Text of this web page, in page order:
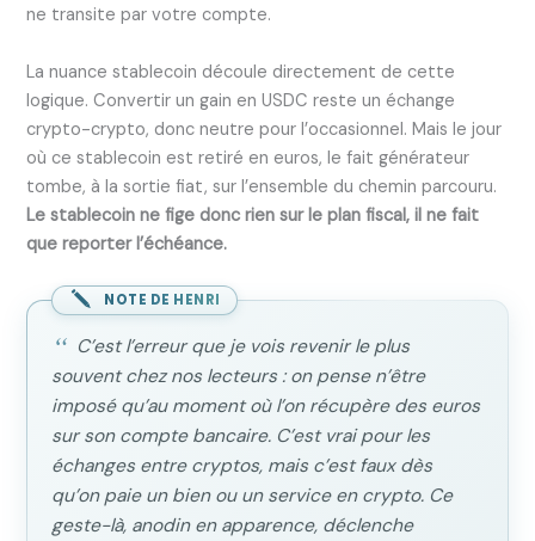
ne transite par votre compte.
La nuance stablecoin découle directement de cette
logique. Convertir un gain en USDC reste un échange
crypto-crypto, donc neutre pour l’occasionnel. Mais le jour
où ce stablecoin est retiré en euros, le fait générateur
tombe, à la sortie fiat, sur l’ensemble du chemin parcouru.
Le stablecoin ne fige donc rien sur le plan fiscal, il ne fait
que reporter l’échéance.
NOTE DE HENRI
C’est l’erreur que je vois revenir le plus
souvent chez nos lecteurs : on pense n’être
imposé qu’au moment où l’on récupère des euros
sur son compte bancaire. C’est vrai pour les
échanges entre cryptos, mais c’est faux dès
qu’on paie un bien ou un service en crypto. Ce
geste-là, anodin en apparence, déclenche